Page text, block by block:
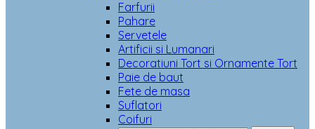
Farfurii
Pahare
Servetele
Artificii si Lumanari
Decoratiuni Tort si Ornamente Tort
Paie de baut
Fete de masa
Suflatori
Coifuri